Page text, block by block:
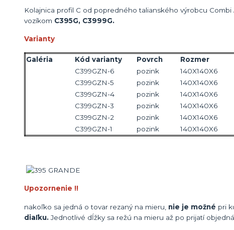
Kolajnica profil C od popredného talianského výrobcu
vozíkom C395G, C3999G.
Varianty
Galéria Kód varianty Povrch Rozmer
C399GZN-6
pozink 140X140X6
C399GZN-5
pozink 140X140X6
C399GZN-4
pozink 140X140X6
C399GZN-3
pozink 140X140X6
C399GZN-2
pozink 140X140X6
C399GZN-1
pozink 140X140X6
Upozornenie !!
nakoľko sa jedná o tovar rezaný na mieru, nie je možné pri
diaľku.Jednotlivé dĺžky sa režú na mieru až po prijatí